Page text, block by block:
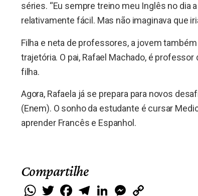
séries. “Eu sempre treino meu Inglês no dia
relativamente fácil. Mas não imaginava que
Filha e neta de professores, a jovem
trajetória. O pai, Rafael Machado, é
filha.
Agora, Rafaela já se prepara para novos
(Enem). O sonho da estudante é cursar
aprender Francês e Espanhol.
Compartilhe
WhatsApp
Twitter FacebookTelegramLinkedIn Messenger